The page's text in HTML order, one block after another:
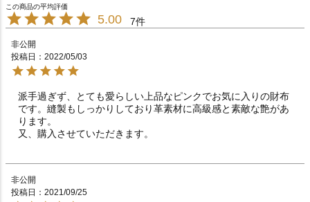
5.00 7
非公開
投稿日
2022/05/03
派手過ぎず、とても愛らしい上品なピンクでお気に入りの財布
です。縫製もしっかりしており革素材に高級感と素敵な艶があ
ります。
又、購入させていただきます。
非公開
投稿日
2021/09/25